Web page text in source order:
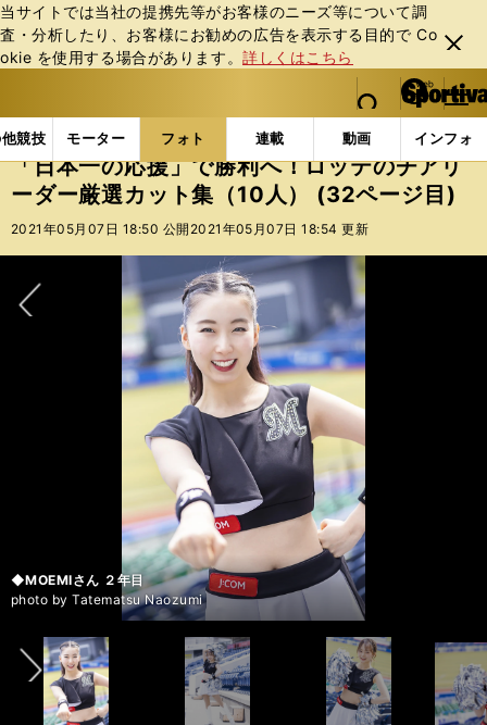
当サイトでは当社の提携先等がお客様のニーズ等について調
査・分析したり、お客様にお勧めの広告を表⽰する⽬的で Co
okie を使⽤する場合があります。詳しくはこちら
閉じ
る
web Sportiva (webスポルティーバ)
検索
マイペ
ー
ジ
メニュ
競技 モーター フォト 連載 動画 インフォ
b
ス
ポ
ル
バ
フォトギャラリー スポーツビーナスギャラリー 「
「日本一の応援」で勝利へ！ロッテのチアリ
ーダー厳選カット集（10人） (32ページ目)
2021年05月07日 18:50 公開 2021年05月07日 18:54 更新
◆ASUKAさん ７年目 リーダー
photo by Tatematsu Naozumi
◆ASUKAさん ７年目 リーダー
photo by Tatematsu Naozumi
◆ASUKAさん ７年目 リーダー
photo by Tatematsu Naozumi
◆ASUKAさん ７年目 リーダー
photo by Tatematsu Naozumi
◆TOKOさん ５年目 サブリーダー
photo by Tatematsu Naozumi
◆TOKOさん ５年目 サブリーダー
photo by Tatematsu Naozumi
◆TOKOさん ５年目 サブリーダー
photo by Tatematsu Naozumi
◆TOKOさん ５年目 サブリーダー
photo by Tatematsu Naozumi
◆YUKAさん ４年目 サブリーダー
photo by Tatematsu Naozumi
◆YUKAさん ４年目 サブリーダー
photo by Tatematsu Naozumi
◆YUKAさん ４年目 サブリーダー
photo by Tatematsu Naozumi
◆YUKAさん ４年目 サブリーダー
photo by Tatematsu Naozumi
◆MINAMIさん ３年目
photo by Tatematsu Naozumi
◆MINAMIさん ３年目
photo by Tatematsu Naozumi
◆MINAMIさん ３年目
photo by Tatematsu Naozumi
◆MINAMIさん ３年目
photo by Tatematsu Naozumi
◆RINOさん ２年目
photo by Tatematsu Naozumi
◆RINOさん ２年目
photo by Tatematsu Naozumi
◆RINOさん ２年目
photo by Tatematsu Naozumi
◆RINOさん ２年目
photo by Tatematsu Naozumi
◆MANAMIさん ６年目
photo by Tatematsu Naozumi
◆MANAMIさん ６年目
photo by Tatematsu Naozumi
◆MANAMIさん ６年目
photo by Tatematsu Naozumi
◆MANAMIさん ６年目
photo by Tatematsu Naozumi
◆YUKIさん ７年目
photo by Tatematsu Naozumi
◆YUKIさん ７年目
photo by Tatematsu Naozumi
◆YUKIさん ７年目
photo by Tatematsu Naozumi
◆YUKIさん ７年目
photo by Tatematsu Naozumi
◆MOEMIさん ２年目
photo by Tatematsu Naozumi
◆MOEMIさん ２年目
photo by Tatematsu Naozumi
◆MOEMIさん ２年目
photo by Tatematsu Naozumi
◆MOEMIさん ２年目
photo by Tatematsu Naozumi
◆YUIさん ５年目
photo by Tatematsu Naozumi
◆YUIさん ５年目
photo by Tatematsu Naozumi
◆YUIさん ５年目
photo by Tatematsu Naozumi
◆YUIさん ５年目
photo by Tatematsu Naozumi
◆HINAさん ２年目
photo by Tatematsu Naozumi
◆HINAさん ２年目
photo by Tatematsu Naozumi
◆HINAさん ２年目
photo by Tatematsu Naozumi
◆HINAさん ２年目
photo by Tatematsu Naozumi
M☆Splash!!のメンバーたち
photo by Tatematsu Naozumi
前へ